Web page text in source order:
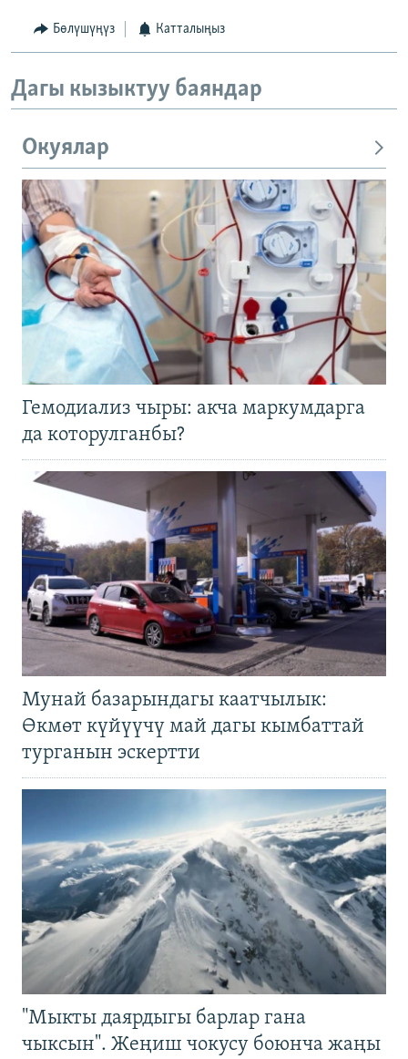
Бөлүшүңүз Катталыңыз
Дагы кызыктуу баяндар
Окуялар
Гемодиализ чыры: акча маркумдарга
да которулганбы?
Мунай базарындагы каатчылык:
Өкмөт күйүүчү май дагы кымбаттай
турганын эскертти
"Мыкты даярдыгы барлар гана
чыксын". Жеңиш чокусу боюнча жаңы